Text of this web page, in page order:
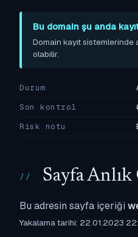
Bu domain şu anda
Domain kayıt sistemlerinde
olabilir.
Durum
Son kontrol
Risk notu
Sayfa
Bu adresin sayfa içeriği
Yakalama tarihi: 22.01.2023